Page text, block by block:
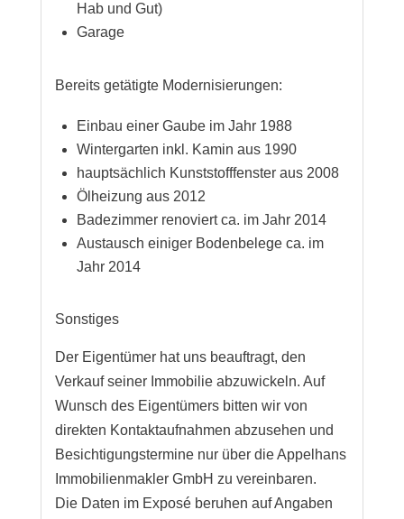
Hab und Gut)
Garage
Bereits getätigte Modernisierungen:
Einbau einer Gaube im Jahr 1988
Wintergarten inkl. Kamin aus 1990
hauptsächlich Kunststofffenster aus 2008
Ölheizung aus 2012
Badezimmer renoviert ca. im Jahr 2014
Austausch einiger Bodenbelege ca. im
Jahr 2014
Sonstiges
Der Eigentümer hat uns beauftragt, den
Verkauf seiner Immobilie abzuwickeln. Auf
Wunsch des Eigentümers bitten wir von
direkten Kontaktaufnahmen abzusehen und
Besichtigungstermine nur über die Appelhans
Immobilienmakler GmbH zu vereinbaren.
Die Daten im Exposé beruhen auf Angaben